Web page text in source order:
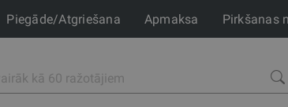
Piegāde/Atgriešana Apmaksa Pirkšanas